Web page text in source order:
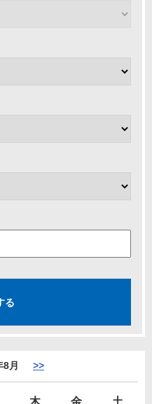
月 >>
木 金
土